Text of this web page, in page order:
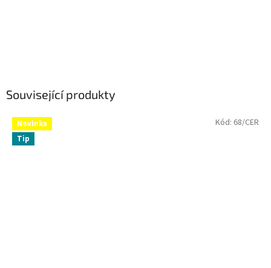
Související produkty
Novinka
Tip
Kód: 68/CER